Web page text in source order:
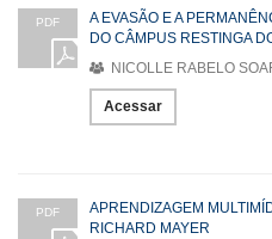
PDF
A EVASÃO E A
DO CÂMPUS RESTINGA
NICOLLE RABELO
Acessar
PDF
APRENDIZAGEM
RICHARD MAYER